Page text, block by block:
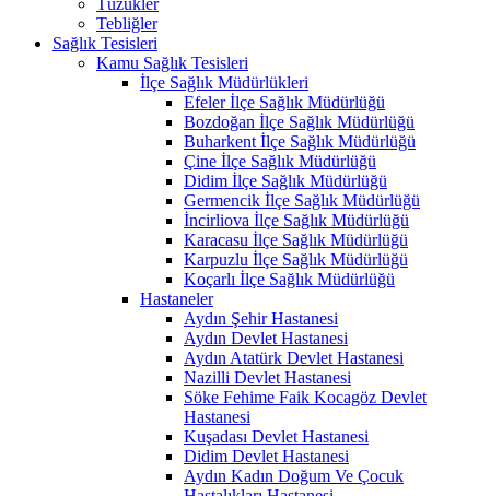
Tebliğler
Sağlık Tesisleri
Kamu Sağlık Tesisleri
İlçe Sağlık Müdürlükleri
Efeler İlçe Sağlık Müdürlüğü
Bozdoğan İlçe Sağlık Müdürlüğü
Buharkent İlçe Sağlık Müdürlüğü
Çine İlçe Sağlık Müdürlüğü
Didim İlçe Sağlık Müdürlüğü
Germencik İlçe Sağlık Müdürlüğü
İncirliova İlçe Sağlık Müdürlüğü
Karacasu İlçe Sağlık Müdürlüğü
Karpuzlu İlçe Sağlık Müdürlüğü
Koçarlı İlçe Sağlık Müdürlüğü
Hastaneler
Aydın Şehir Hastanesi
Aydın Devlet Hastanesi
Aydın Atatürk Devlet Hastanesi
Nazilli Devlet Hastanesi
Söke Fehime Faik Kocagöz Devlet
Hastanesi
Kuşadası Devlet Hastanesi
Didim Devlet Hastanesi
Aydın Kadın Doğum Ve Çocuk